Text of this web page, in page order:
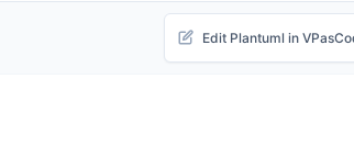
Edit Plantuml in